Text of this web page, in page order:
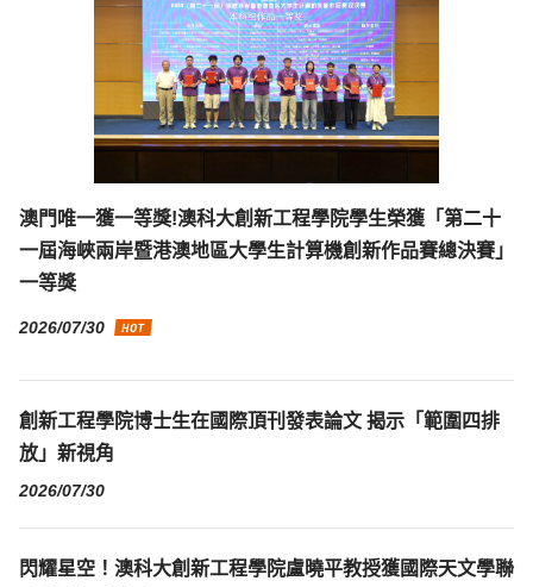
澳門唯一獲一等獎!澳科大創新工程學院學生榮獲「第二十
一屆海峽兩岸暨港澳地區大學生計算機創新作品賽總決賽」
一等獎
2026/07/30
創新工程學院博士生在國際頂刊發表論文 揭示「範圍四排
放」新視角
2026/07/30
閃耀星空！澳科大創新工程學院盧曉平教授獲國際天文學聯